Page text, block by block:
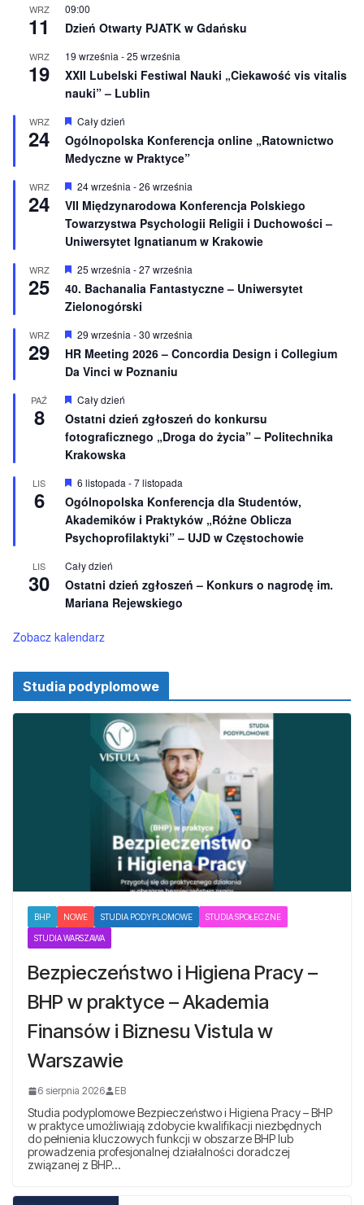
n
o
e
WRZ
11
09:00
Dzień Otwarty PJATK w Gdańsku
WRZ
19
19 września -25 września
XXII Lubelski Festiwal Nauki „Ciekawość vis vitalis
nauki” – Lublin
WRZ
24
W
r
ó
n
i
o
n
e
Cały dzień
Ogólnopolska Konferencja online „Ratownictwo
Medyczne w Praktyce”
WRZ
24
W
y
r
ó
ż
n
i
o
n
e
24 września -26 września
VII Międzynarodowa Konferencja Polskiego
Towarzystwa Psychologii Religii i Duchowości –
Uniwersytet Ignatianum w Krakowie
WRZ
25
W
r
ó
n
i
o
n
25 września -27 września
40. Bachanalia Fantastyczne – Uniwersytet
Zielonogórski
WRZ
29
W
y
r
ó
n
o
n
e
29 września -30 września
HR Meeting 2026 – Concordia Design i Collegium
Da Vinci w Poznaniu
PAŹ
8
W
r
ó
ż
n
i
o
n
e
Cały dzień
Ostatni dzień zgłoszeń do konkursu
fotograficznego „Droga do życia” – Politechnika
Krakowska
LIS
6
W
r
ó
ż
n
o
n
e
6 listopada -7 listopada
Ogólnopolska Konferencja dla Studentów,
Akademików i Praktyków „Różne Oblicza
Psychoprofilaktyki” – UJD w Częstochowie
LIS
30
Cały dzień
Ostatni dzień zgłoszeń – Konkurs o nagrodę im.
Mariana Rejewskiego
Zobacz kalendarz
Studia podyplomowe
BHP NOWE STUDIA PODYPLOMOWE STUDIA SPOŁECZNE
STUDIA WARSZAWA
Bezpieczeństwo i Higiena Pracy –
BHP w praktyce – Akademia
Finansów i Biznesu Vistula w
Warszawie
6 sierpnia 2026 EB
Studia podyplomowe Bezpieczeństwo i Higiena Pracy – BHP
w praktyce umożliwiają zdobycie kwalifikacji niezbędnych
do pełnienia kluczowych funkcji w obszarze BHP lub
prowadzenia profesjonalnej działalności doradczej
związanej z BHP…